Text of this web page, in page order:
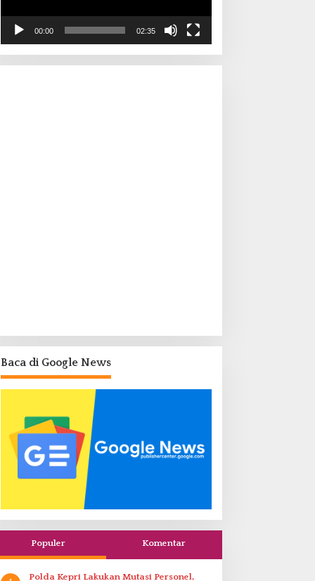
00:00 02:35
Baca di Google News
Populer Komentar
Polda Kepri Lakukan Mutasi Personel,